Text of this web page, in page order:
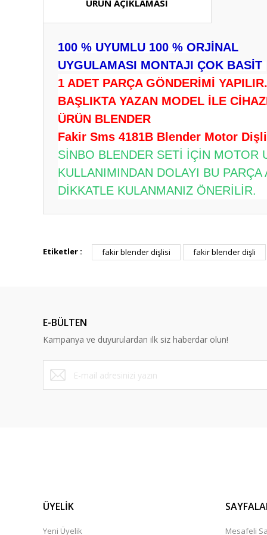
ÜRÜN AÇIKLAMASI
100 % UYUMLU 100 % ORJİNAL
UYGULAMASI MONTAJI ÇOK BASİT
1 ADET PARÇA GÖNDERİMİ YAPILIR.
BAŞLIKTA YAZAN MODEL İLE
ÜRÜN BLENDER
Fakir Sms 4181B Blender Motor
SİNBO BLENDER SETİ İÇİN MOTOR
KULLANIMINDAN DOLAYI BU
DİKKATLE KULANMANIZ ÖNERİLİR.
Görüş ve önerileriniz için teşekkür ederiz.
Ürün fiyatı diğer sitelerden daha pahalı.
Bu ürüne benzer farklı alternatifler olmalı.
Etiketler : fakir blender dişlisi fakir blender dişli
E-BÜLTEN
Kampanya ve duyurulardan ilk siz haberdar olun!
ÜYELİK
Yeni Üyelik Mesafeli